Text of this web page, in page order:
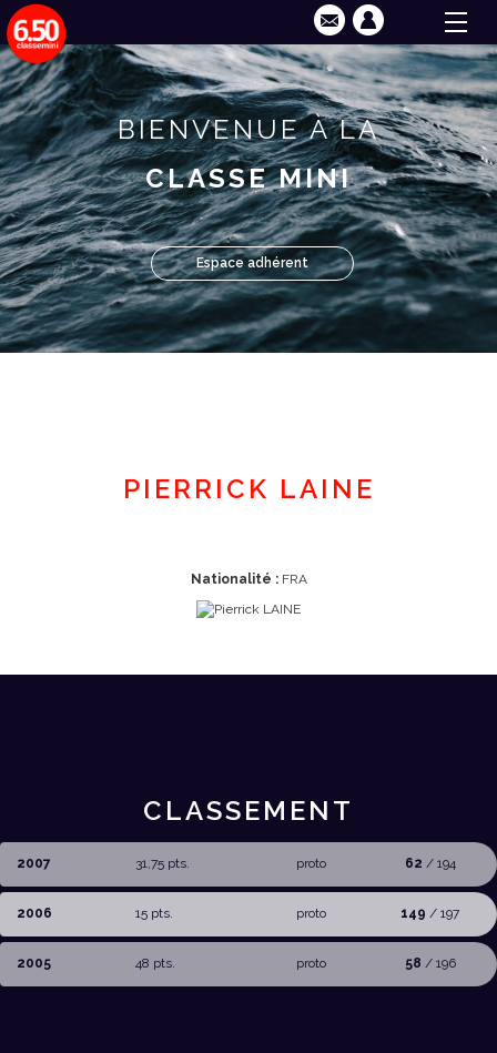
BIENVENUE À LA
CLASSE MINI
Espace adhérent
PIERRICK LAINE
Nationalité :FRA
CLASSEMENT
2007 31,75 pts. proto 62 / 194
2006 15 pts. proto 149 / 197
2005 48 pts. proto 58 / 196